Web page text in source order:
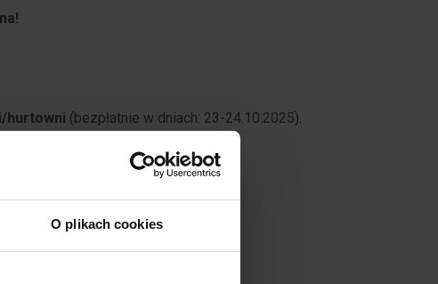
O plikach cookies
hurtowni (bezpłatnie w dniach: 23-24.10.2025).